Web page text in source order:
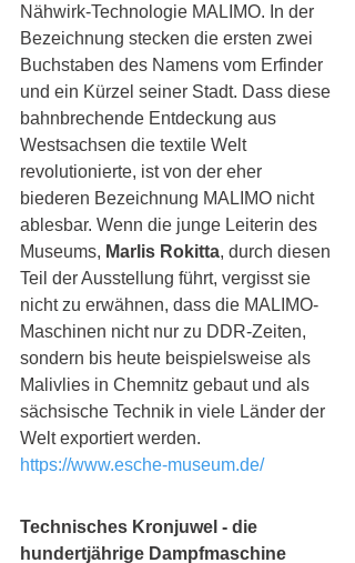
Nähwirk-Technologie MALIMO. In der
Bezeichnung stecken die ersten zwei
Buchstaben des Namens vom Erfinder
und ein Kürzel seiner Stadt. Dass diese
bahnbrechende Entdeckung aus
Westsachsen die textile Welt
revolutionierte, ist von der eher
biederen Bezeichnung MALIMO nicht
ablesbar. Wenn die junge Leiterin des
Museums, Marlis Rokitta, durch diesen
Teil der Ausstellung führt, vergisst sie
nicht zu erwähnen, dass die MALIMO-
Maschinen nicht nur zu DDR-Zeiten,
sondern bis heute beispielsweise als
Malivlies in Chemnitz gebaut und als
sächsische Technik in viele Länder der
Welt exportiert werden.
https://www.esche-museum.de/
Technisches Kronjuwel - die
hundertjährige Dampfmaschine